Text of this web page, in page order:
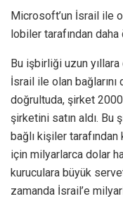
Microsoft’un İsrail ile
lobiler tarafından daha
Bu işbirliği uzun
İsrail ile olan
doğrultuda, şirket
şirketini satın aldı. Bu
bağlı kişiler
için milyarlarca dolar
kuruculara büyük
zamanda İsrail’e